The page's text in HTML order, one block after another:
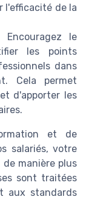
l'efficacité de la
Encouragez le
les points
dans
Cela permet
d'apporter les
et de
salariés, votre
manière plus
sont traitées
aux standards